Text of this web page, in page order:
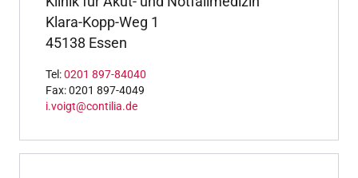
Klara-Kopp-Weg 1
45138 Essen
Tel:0201 897-84040
Fax: 0201 897-4049
i.voigt@contilia.de